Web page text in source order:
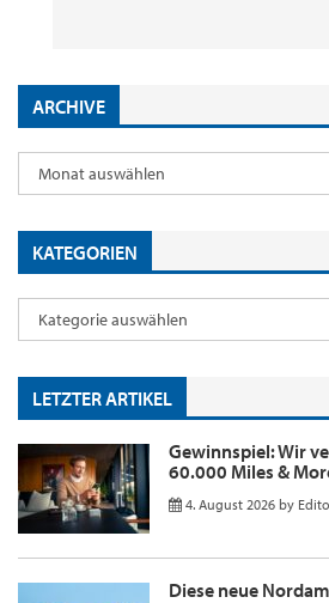
ARCHIVE
KATEGORIEN
LETZTER ARTIKEL
Gewinnspiel: Wir
60.000 Miles &
4. August 2026 by
Diese neue